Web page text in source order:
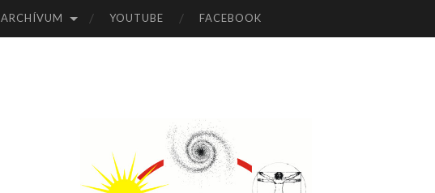
ARCHÍVUM YOUTUBE FACEBOOK